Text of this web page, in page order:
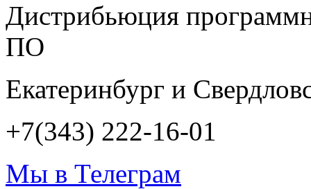
Дистрибьюция
ПО
Екатеринбург и
+7(343) 222-16-01
Мы в Телеграм